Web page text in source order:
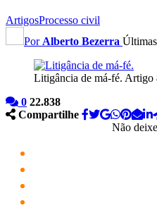
ArtigosProcesso civil
Por Alberto Bezerra
Litigância de má-fé. Artigo
0 22.838
Compartilhe
Não